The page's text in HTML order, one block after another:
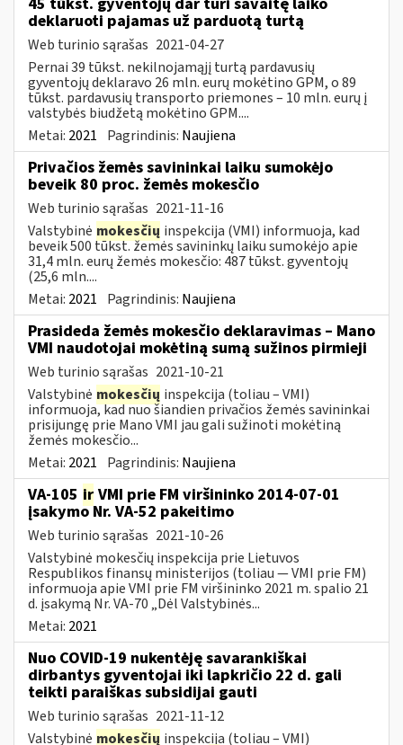
deklaruoti pajamas už parduotą turtą
Web turinio sąrašas 2021-04-27
Pernai 39 tūkst. nekilnojamąjį turtą pardavusių
gyventojų deklaravo 26 mln. eurų mokėtino GPM, o 89
tūkst. pardavusių transporto priemones – 10 mln. eurų į
valstybės biudžetą mokėtino GPM....
Metai: 2021 Pagrindinis: Naujiena
Privačios žemės savininkai laiku sumokėjo
beveik 80 proc. žemės mokesčio
Web turinio sąrašas 2021-11-16
Valstybinė mokesčių inspekcija (VMI) informuoja, kad
beveik 500 tūkst. žemės savininkų laiku sumokėjo apie
31,4 mln. eurų žemės mokesčio: 487 tūkst. gyventojų
(25,6 mln....
Metai: 2021 Pagrindinis: Naujiena
Prasideda žemės mokesčio deklaravimas – Mano
VMI naudotojai mokėtiną sumą sužinos pirmieji
Web turinio sąrašas 2021-10-21
Valstybinė mokesčių inspekcija (toliau – VMI)
informuoja, kad nuo šiandien privačios žemės savininkai
prisijungę prie Mano VMI jau gali sužinoti mokėtiną
žemės mokesčio...
Metai: 2021 Pagrindinis: Naujiena
VA-105 ir VMI prie FM viršininko 2014-07-01
įsakymo Nr. VA-52 pakeitimo
Web turinio sąrašas 2021-10-26
Valstybinė mokesčių inspekcija prie Lietuvos
Respublikos finansų ministerijos (toliau ― VMI prie FM)
informuoja apie VMI prie FM viršininko 2021 m. spalio 21
d. įsakymą Nr. VA-70 „Dėl Valstybinės...
Metai: 2021
Nuo COVID-19 nukentėję savarankiškai
dirbantys gyventojai iki lapkričio 22 d. gali
teikti paraiškas subsidijai gauti
Web turinio sąrašas 2021-11-12
Valstybinė mokesčių inspekcija (toliau – VMI)